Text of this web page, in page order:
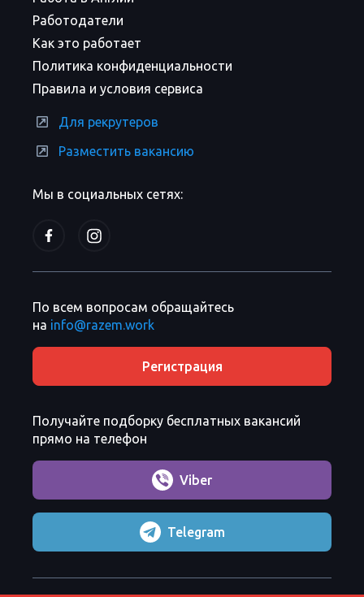
Мы в социальных сетях:
Работодатели
Как это работает
Политика конфиденциальности
Правила и условия сервиса
Для рекрутеров
Разместить вакансию
По всем вопросам обращайтесь
на info@razem.work
Регистрация
Получайте подборку бесплатных вакансий
прямо на телефон
Viber
Telegram